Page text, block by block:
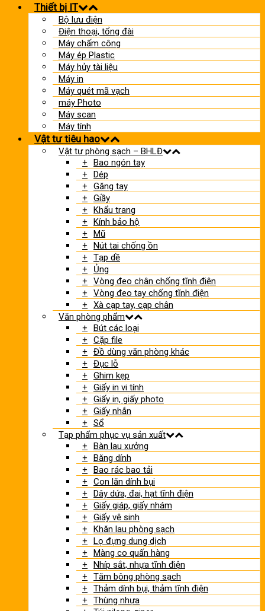
Thiết bị IT
Bộ lưu điện
Điện thoại, tổng đài
Máy chấm công
Máy ép Plastic
Máy hủy tài liệu
Máy in
Máy quét mã vạch
máy Photo
Máy scan
Máy tính
Vật tư tiêu hao
Vật tư phòng sạch – BHLĐ
Bao ngón tay
Dép
Găng tay
Giầy
Khẩu trang
Kính bảo hộ
Mũ
Nút tai chống ồn
Tạp dề
Ủng
Vòng đeo chân chống tĩnh điện
Vòng đeo tay chống tĩnh điện
Xà cạp tay, cạp chân
Văn phòng phẩm
Bút các loại
Cặp file
Đồ dùng văn phòng khác
Đục lỗ
Ghim kẹp
Giấy in vi tính
Giấy in, giấy photo
Giấy nhắn
Sổ
Tạp phẩm phục vụ sản xuất
Bàn lau xưởng
Băng dính
Bao rác bao tải
Con lăn dính bụi
Dây dứa, đai, hạt tĩnh điện
Giấy giáp, giấy nhám
Giấy vệ sinh
Khăn lau phòng sạch
Lọ đựng dung dịch
Màng co quấn hàng
Nhíp sắt, nhựa tĩnh điện
Tăm bông phòng sạch
Thảm dính bụi, thảm tĩnh điện
Thùng nhựa